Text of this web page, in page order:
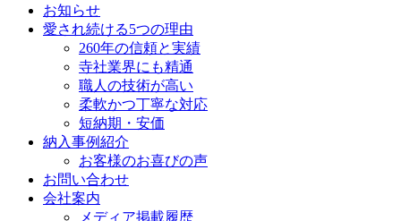
お知らせ
愛され続ける5つの理由
260年の信頼と実績
寺社業界にも精通
職人の技術が高い
柔軟かつ丁寧な対応
短納期・安価
納入事例紹介
お客様のお喜びの声
お問い合わせ
会社案内
メディア掲載履歴